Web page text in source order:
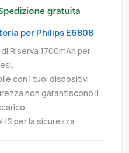
per Philips E6808
Riserva 1700mAh per
con i tuoi dispositivi
non garantiscono il
per la sicurezza